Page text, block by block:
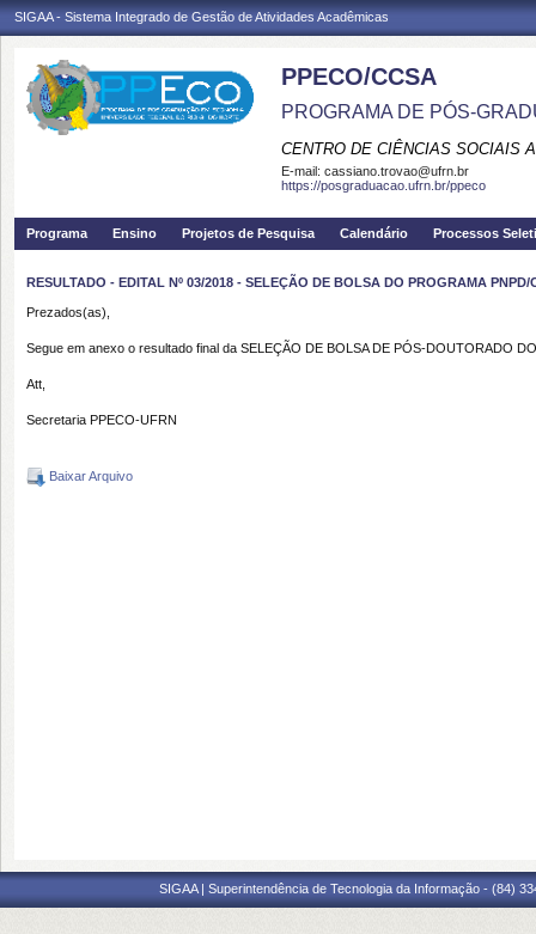
SIGAA - Sistema Integrado de Gestão de Atividades Acadêmicas
PPECO/CCSA
PROGRAMA DE PÓS-
CENTRO DE CIÊNCIAS SOCIAIS
E-mail: cassiano.trovao@ufrn.br
https://posgraduacao.ufrn.br/ppeco
Programa Ensino Projetos de Pesquisa Calendário Processos
RESULTADO - EDITAL Nº 03/2018 - SELEÇÃO DE BOLSA DO PROGRAMA PNPD/
Prezados(as),
Segue em anexo o resultado final da SELEÇÃO DE BOLSA DE PÓS-DOUTORADO
Att,
Secretaria PPECO-UFRN
Baixar Arquivo
SIGAA | Superintendência de Tecnologia da Informação - (84)